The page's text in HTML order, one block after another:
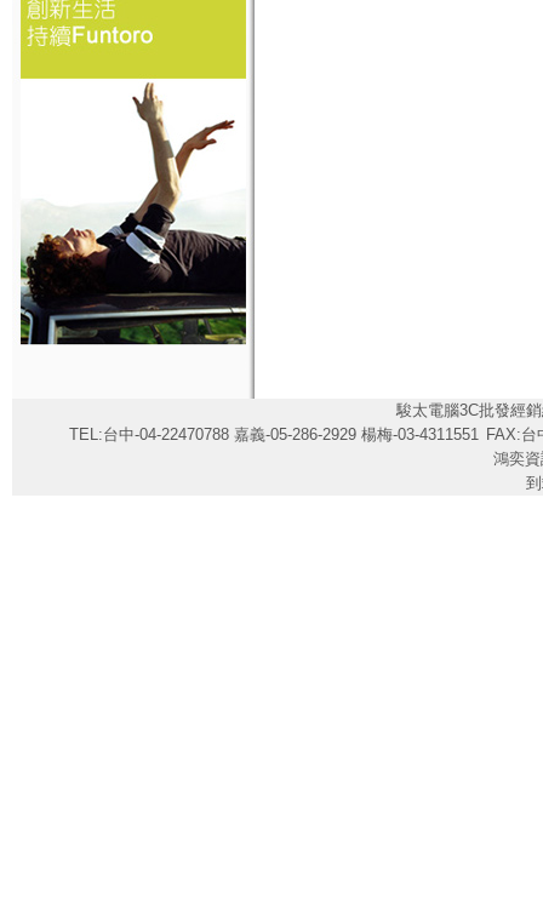
駿太電腦3C批發經
TEL:台中-04-22470788 嘉義-05-286-2929 楊梅-03-4311551 FAX:台
鴻奕